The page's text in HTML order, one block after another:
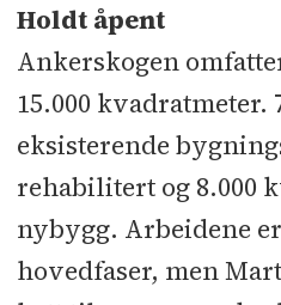
Holdt åpent
Ankerskogen
15.000 kvadratmeter.
eksisterende
rehabilitert og 8.000
nybygg. Arbeidene
hovedfaser, men